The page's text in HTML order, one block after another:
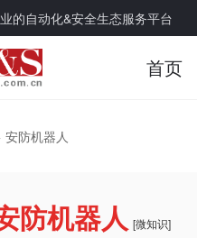
的自动化&安全生态服务平台
首页
安防机器人
防机器人 [微知识]